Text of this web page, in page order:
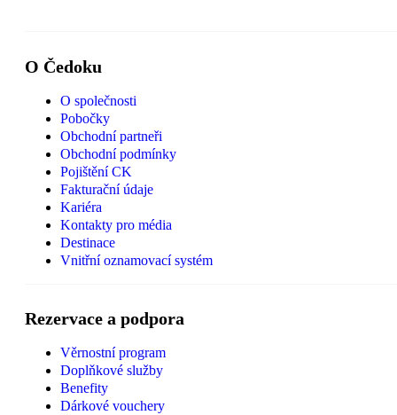
O Čedoku
O společnosti
Pobočky
Obchodní partneři
Obchodní podmínky
Pojištění CK
Fakturační údaje
Kariéra
Kontakty pro média
Destinace
Vnitřní oznamovací systém
Rezervace a podpora
Věrnostní program
Doplňkové služby
Benefity
Dárkové vouchery